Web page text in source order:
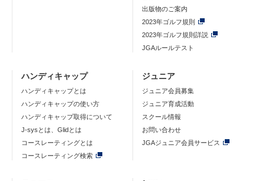
出版物のご案内
2023年ゴルフ規則
2023年ゴルフ規則詳説
JGAルールテスト
ハンディキャップ
ハンディキャップとは
ハンディキャップの使い方
ハンディキャップ取得について
J-sysとは、Glidとは
コースレーティングとは
コースレーティング検索
ジュニア
ジュニア会員募集
ジュニア育成活動
スクール情報
お問い合わせ
JGAジュニア会員サービス